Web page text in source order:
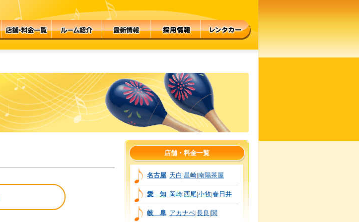
店舗・料金一覧
名古屋 天白 星崎 南陽茶屋
愛 知 岡崎 西尾 小牧 春日井
岐 阜 アカナベ 長良 関